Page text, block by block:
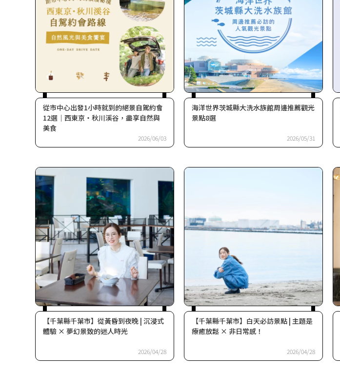
從市中心出發1小時就到的絕景自駕約會
12選｜西東京・秋川溪谷，盡享自然與
美食
2026/06/03
海洋世界茨城縣大洗水族館周邊推薦觀光
景點8選
2026/05/31
【千葉縣千葉市】從黃昏到夜晚 | 沉浸式
體驗 × 夢幻景致的迷人時光
2026/04/28
【千葉縣千葉市】白天必訪景點 | 主題是
療癒放鬆 × 非日常感！
2026/04/28